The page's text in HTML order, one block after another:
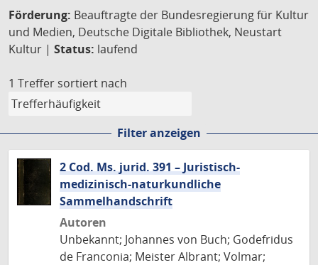
Förderung: Beauftragte der Bundesregierung für Kultur
und Medien, Deutsche Digitale Bibliothek, Neustart
Kultur | Status: laufend
1 Treffer sortiert nach
Filter anzeigen
2 Cod. Ms. jurid. 391 – Juristisch-
medizinisch-naturkundliche
Sammelhandschrift
Autoren
Unbekannt; Johannes von Buch; Godefridus
de Franconia; Meister Albrant; Volmar;